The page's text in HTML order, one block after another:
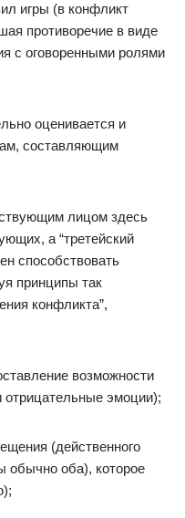
игры (в конфликт
противоречие в виде
с оговоренными ролями
оценивается и
составляющим
лицом здесь
а “третейский
способствовать
принципы так
конфликта”,
возможности
отрицательные эмоции);
(действенного
обычно оба), которое